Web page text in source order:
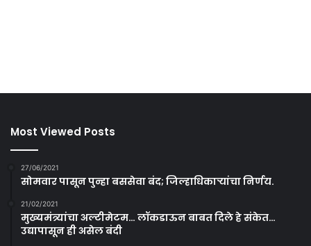
Most Viewed Posts
27/06/2021
सोमवार पासून पुन्हा बससेवा बंद; जिल्हाधिकाऱ्यांचा निर्णय.
21/02/2021
मुख्यमंत्र्यांचा अल्टीमेटम… लॉकडाऊन बाबत दिले हे संकेत…
उद्यापासून ही असेल बंदी